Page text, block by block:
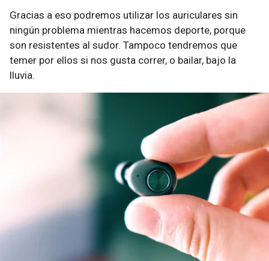
Gracias a eso podremos utilizar los auriculares sin
ningún problema mientras hacemos deporte, porque
son resistentes al sudor. Tampoco tendremos que
temer por ellos si nos gusta correr, o bailar, bajo la
lluvia.